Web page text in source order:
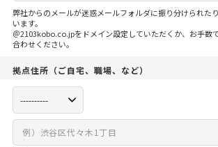
弊社からのメールが迷惑メールフォルダに振り分けられた
います。
＠2103kobo.co.jpをドメイン設定していただくか、お手数
合わせください。
拠点住所 （ご自宅、 職場、など）